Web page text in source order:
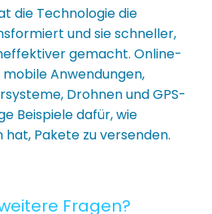
die Technologie die
und sie schneller,
gemacht. Online-
Anwendungen,
Drohnen und GPS-
Beispiele dafür, wie
Pakete zu versenden.
Fragen?